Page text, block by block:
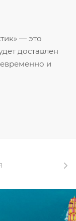
— это
доставлен
и